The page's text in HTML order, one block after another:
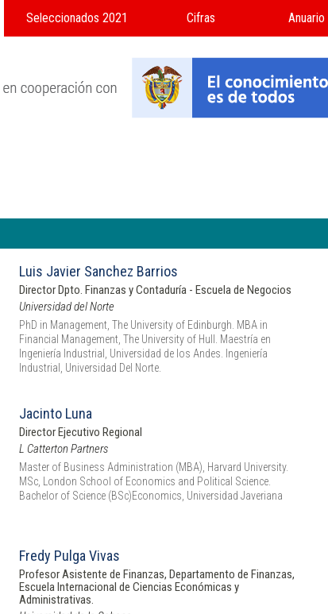
Seleccionados 2021 Cifras Anuario
Luis Javier Sanchez Barrios
Director Dpto. Finanzas y Contaduría - Escuela de Negocios
Universidad del Norte
PhD in Management, The University of Edinburgh. MBA in
Financial Management, The University of Hull. Maestría en
Ingeniería Industrial, Universidad de los Andes. Ingeniería
Industrial, Universidad Del Norte.
Jacinto Luna
Director Ejecutivo Regional
L Catterton Partners
Master of Business Administration (MBA), Harvard University.
MSc, London School of Economics and Political Science.
Bachelor of Science (BSc)Economics, Universidad Javeriana
Fredy Pulga Vivas
Profesor Asistente de Finanzas, Departamento de Finanzas,
Escuela Internacional de Ciencias Económicas y
Administrativas.